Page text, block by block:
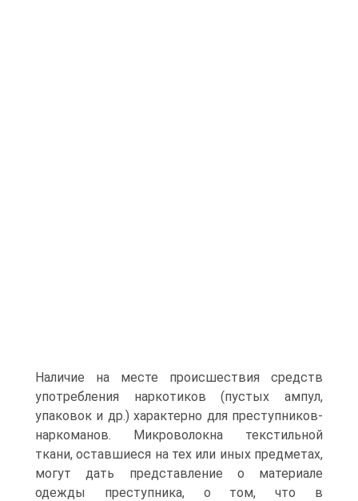
Наличие на месте происшествия средств
употребления наркотиков (пустых ампул,
упаковок и др.) характерно для преступников-
наркоманов. Микроволокна текстильной
ткани, оставшиеся на тех или иных предметах,
могут дать представление о материале
одежды преступника, о том, что в